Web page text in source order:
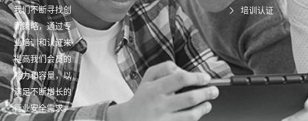
我们不断寻找创
新策略，通过专
业培训和认证来
提高我们会员的
能力和容量，以
满足不断增长的
行业安全需求。
培训认证